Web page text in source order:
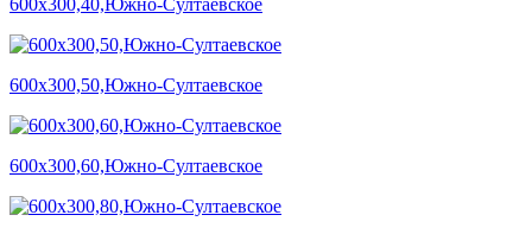
600х300,50,Южно-Султаевское
600х300,60,Южно-Султаевское